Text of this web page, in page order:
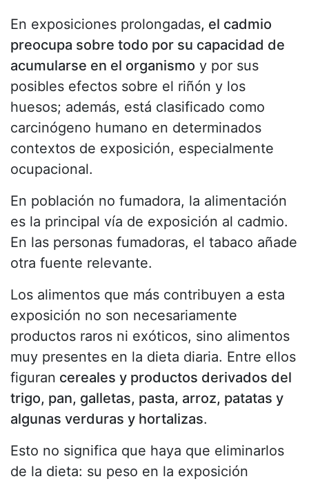
En exposiciones prolongadas, el cadmio
preocupa sobre todo por su capacidad de
acumularse en el organismo y por sus
posibles efectos sobre el riñón y los
huesos; además, está clasificado como
carcinógeno humano en determinados
contextos de exposición, especialmente
ocupacional.
En población no fumadora, la alimentación
es la principal vía de exposición al cadmio.
En las personas fumadoras, el tabaco añade
otra fuente relevante.
Los alimentos que más contribuyen a esta
exposición no son necesariamente
productos raros ni exóticos, sino alimentos
muy presentes en la dieta diaria. Entre ellos
figuran cereales y productos derivados del
trigo, pan, galletas, pasta, arroz, patatas y
algunas verduras y hortalizas.
Esto no significa que haya que eliminarlos
de la dieta: su peso en la exposición